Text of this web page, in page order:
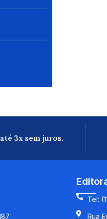
3x sem juros.
Tel:
Rua